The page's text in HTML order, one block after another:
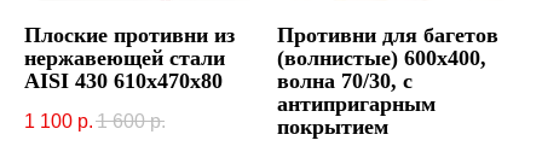
Плоские противни из
нержавеющей стали
AISI 430 610x470x80
1 100 р. 1 600 р.
Противни для багетов
(волнистые) 600х400,
волна 70/30, с
антипригарным
покрытием